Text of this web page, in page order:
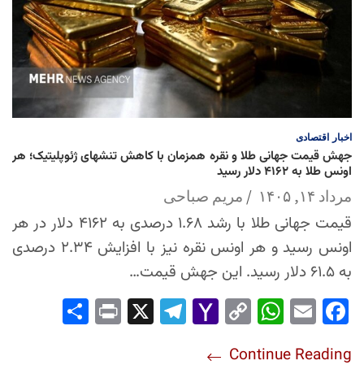
اخبار اقتصادی
جهش قیمت جهانی طلا و نقره همزمان با کاهش تنشهای ژئوپلیتیک؛ هر
اونس طلا به ۴۱۶۲ دلار رسید
مرداد ۱۴, ۱۴۰۵ مریم صباحی
قیمت جهانی طلا با رشد ۱.۶۸ درصدی به ۴۱۶۲ دلار در هر
اونس رسید و هر اونس نقره نیز با افزایش ۲.۳۴ درصدی
به ۶۱.۵ دلار رسید. این جهش قیمت…
Fac
Em
Wh
Co
Yah
Tel
Pri
Continue Reading